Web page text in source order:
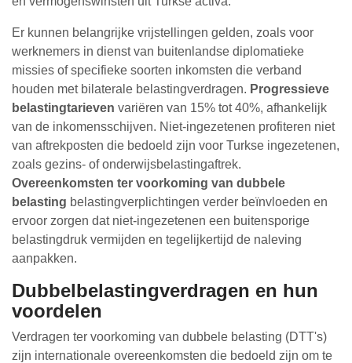
Er kunnen belangrijke vrijstellingen gelden, zoals voor
werknemers in dienst van buitenlandse diplomatieke
missies of specifieke soorten inkomsten die verband
houden met bilaterale belastingverdragen. Progressieve
belastingtarieven variëren van 15% tot 40%, afhankelijk
van de inkomensschijven. Niet-ingezetenen profiteren niet
van aftrekposten die bedoeld zijn voor Turkse ingezetenen,
zoals gezins- of onderwijsbelastingaftrek.
Overeenkomsten ter voorkoming van dubbele
belasting belastingverplichtingen verder beïnvloeden en
ervoor zorgen dat niet-ingezetenen een buitensporige
belastingdruk vermijden en tegelijkertijd de naleving
aanpakken.
Dubbelbelastingverdragen en hun
voordelen
Verdragen ter voorkoming van dubbele belasting (DTT's)
zijn internationale overeenkomsten die bedoeld zijn om te